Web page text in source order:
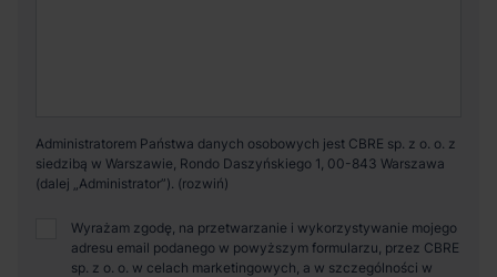
Administratorem Państwa danych osobowych jest CBRE sp. z o. o. z
siedzibą w Warszawie, Rondo Daszyńskiego 1, 00-843 Warszawa
(dalej „Administrator”).
Wyrażam zgodę, na przetwarzanie i wykorzystywanie mojego
adresu email podanego w powyższym formularzu, przez CBRE
sp. z o. o. w celach marketingowych, a w szczególności w